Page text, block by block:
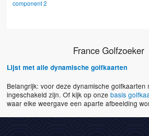
component 2
France Golfzoeker
Lijst met alle dynamische golfkaarten
Belangrijk: voor deze dynamische golfkaarten
ingeschakeld zijn. Of kijk op onze basis
waar elke weergave een aparte afbeelding